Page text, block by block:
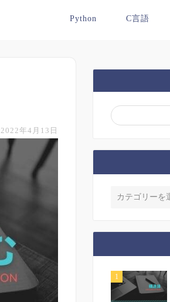
Python C言語
2022年4月13日
1